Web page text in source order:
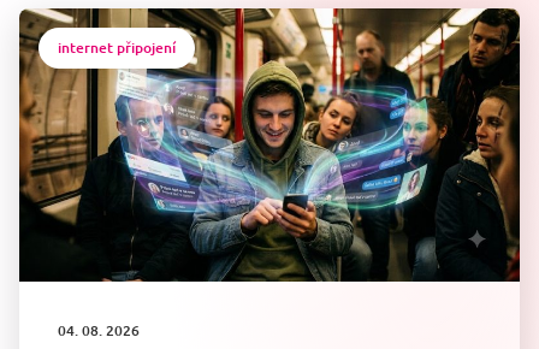
internet připojení
04. 08. 2026